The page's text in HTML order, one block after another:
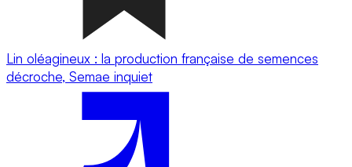
Lin oléagineux : la production française de semences
décroche, Semae inquiet